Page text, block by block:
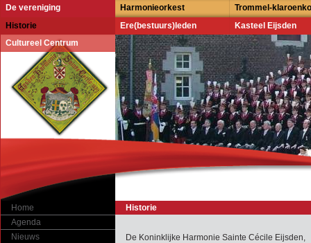
De vereniging Harmonieorkest
Trommel-
Historie
Ere(bestuurs)leden
Kasteel Eijsden
Cultureel Centrum
Home
Agenda
Nieuws
Historie
De Koninklijke Harmonie Sainte Cécile Eijsden,